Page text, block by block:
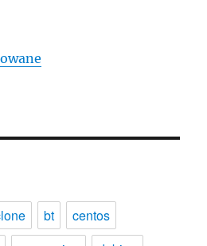
bt
centos